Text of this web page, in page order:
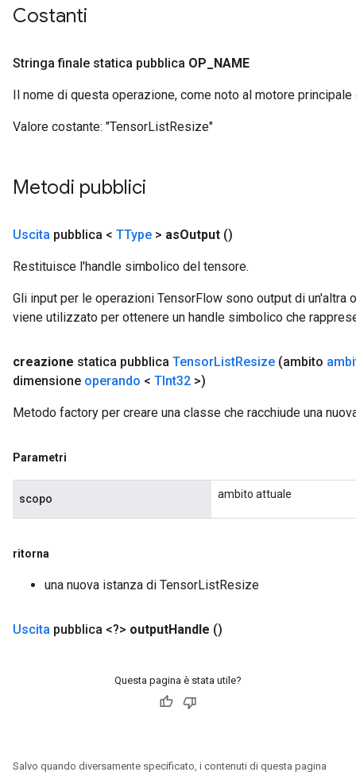
Costanti
Stringa finale statica pubblica OP NAME
Il nome di questa operazione, come noto al motore
Valore costante: "TensorListResize"
Metodi pubblici
Uscita pubblica < TType > asOutput ()
Restituisce l'handle simbolico del tensore.
Gli input per le operazioni TensorFlow sono output di un'altra
viene utilizzato per ottenere un handle simbolico che
creazione statica pubblica TensorListResize (ambito
dimensione operando < TInt32 >)
Metodo factory per creare una classe che racchiude una
Parametri
scopo ambito attuale
ritorna
una nuova istanza di TensorListResize
Uscita pubblica <?> outputHandle ()
Questa pagina è stata utile?
Salvo quando diversamente specificato, i contenuti di questa pagina